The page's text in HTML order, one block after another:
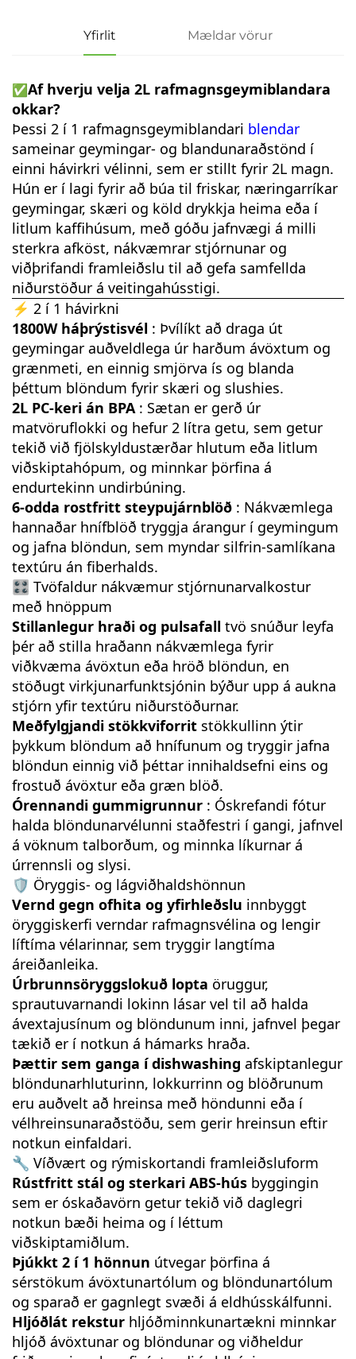
Yfirlit Mældar vörur
✅Af hverju velja 2L rafmagnsgeymiblandara
okkar?
Þessi 2 í 1 rafmagnsgeymiblandari blendar
sameinar geymingar- og blandunaraðstönd í
einni hávirkri vélinni, sem er stillt fyrir 2L magn.
Hún er í lagi fyrir að búa til friskar, næringarríkar
geymingar, skæri og köld drykkja heima eða í
litlum kaffihúsum, með góðu jafnvægi á milli
sterkra afköst, nákvæmrar stjórnunar og
viðþrifandi framleiðslu til að gefa samfellda
niðurstöður á veitingahússtigi.
⚡ 2 í 1 hávirkni
1800W háþrýstisvél : Þvílíkt að draga út
geymingar auðveldlega úr harðum ávöxtum og
grænmeti, en einnig smjörva ís og blanda
þéttum blöndum fyrir skæri og slushies.
2L PC-keri án BPA : Sætan er gerð úr
matvöruflokki og hefur 2 lítra getu, sem getur
tekið við fjölskyldustærðar hlutum eða litlum
viðskiptahópum, og minnkar þörfina á
endurtekinn undirbúning.
6-odda rostfritt steypujárnblöð : Nákvæmlega
hannaðar hnífblöð tryggja árangur í geymingum
og jafna blöndun, sem myndar silfrin-samlíkana
textúru án fiberhalds.
🎛️ Tvöfaldur nákvæmur stjórnunarvalkostur
með hnöppum
Stillanlegur hraði og pulsafall tvö snúður leyfa
þér að stilla hraðann nákvæmlega fyrir
viðkvæma ávöxtun eða hröð blöndun, en
stöðugt virkjunarfunktsjónin býður upp á aukna
stjórn yfir textúru niðurstöðurnar.
Meðfylgjandi stökkviforrit stökkullinn ýtir
þykkum blöndum að hnífunum og tryggir jafna
blöndun einnig við þéttar innihaldsefni eins og
frostuð ávöxtur eða græn blöð.
Órennandi gummigrunnur : Óskrefandi fótur
halda blöndunarvélunni staðfestri í gangi, jafnvel
á vöknum talborðum, og minnka líkurnar á
úrrennsli og slysi.
🛡️ Öryggis- og lágviðhaldshönnun
Vernd gegn ofhita og yfirhleðslu innbyggt
öryggiskerfi verndar rafmagnsvélina og lengir
líftíma vélarinnar, sem tryggir langtíma
áreiðanleika.
Úrbrunnsöryggslokuð lopta öruggur,
sprautuvarnandi lokinn lásar vel til að halda
ávextajusínum og blöndunum inni, jafnvel þegar
tækið er í notkun á hámarks hraða.
Þættir sem ganga í dishwashing afskiptanlegur
blöndunarhluturinn, lokkurrinn og blöðrunum
eru auðvelt að hreinsa með höndunni eða í
vélhreinsunaraðstöðu, sem gerir hreinsun eftir
notkun einfaldari.
🔧 Víðvært og rýmiskortandi framleiðsluform
Rústfritt stál og sterkari ABS-hús byggingin
sem er óskaðavörn getur tekið við daglegri
notkun bæði heima og í léttum
viðskiptamiðlum.
Þjúkkt 2 í 1 hönnun útvegar þörfina á
sérstökum ávöxtunartólum og blöndunartólum
og sparað er gagnlegt svæði á eldhússkálfunni.
Hljóðlát rekstur hljóðminnkunartækni minnkar
hljóð ávöxtunar og blöndunar og viðheldur